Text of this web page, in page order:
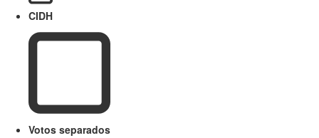
CIDH
Votos separados